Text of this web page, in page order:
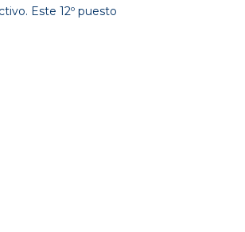
Este 12º puesto